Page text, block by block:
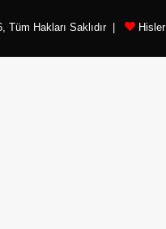
Tüm Hakları Saklıdır |